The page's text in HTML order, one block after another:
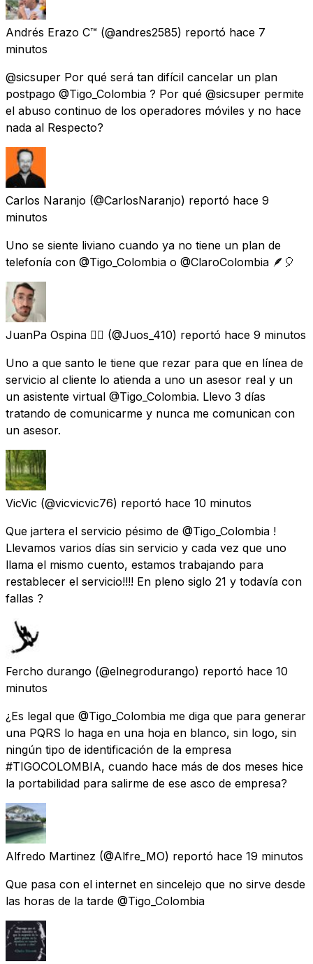
Andrés Erazo C™ (@andres2585) reportó hace 7
minutos
@sicsuper Por qué será tan difícil cancelar un plan
postpago @Tigo_Colombia ? Por qué @sicsuper permite
el abuso continuo de los operadores móviles y no hace
nada al Respecto?
Carlos Naranjo (@CarlosNaranjo) reportó hace 9
minutos
Uno se siente liviano cuando ya no tiene un plan de
telefonía con @Tigo_Colombia o @ClaroColombia 🪶🎈
JuanPa Ospina 🏳️‍🌈 (@Juos_410) reportó hace 9 minutos
Uno a que santo le tiene que rezar para que en línea de
servicio al cliente lo atienda a uno un asesor real y un
un asistente virtual @Tigo_Colombia. Llevo 3 días
tratando de comunicarme y nunca me comunican con
un asesor.
VicVic (@vicvicvic76) reportó hace 10 minutos
Que jartera el servicio pésimo de @Tigo_Colombia !
Llevamos varios días sin servicio y cada vez que uno
llama el mismo cuento, estamos trabajando para
restablecer el servicio!!!! En pleno siglo 21 y todavía con
fallas ?
Fercho durango (@elnegrodurango) reportó hace 10
minutos
¿Es legal que @Tigo_Colombia me diga que para generar
una PQRS lo haga en una hoja en blanco, sin logo, sin
ningún tipo de identificación de la empresa
#TIGOCOLOMBIA, cuando hace más de dos meses hice
la portabilidad para salirme de ese asco de empresa?
Alfredo Martinez (@Alfre_MO) reportó hace 19 minutos
Que pasa con el internet en sincelejo que no sirve desde
las horas de la tarde @Tigo_Colombia